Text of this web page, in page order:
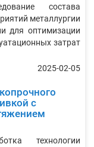
состава
металлургии
для оптимизации
затрат
2025-02-05
с
технологии